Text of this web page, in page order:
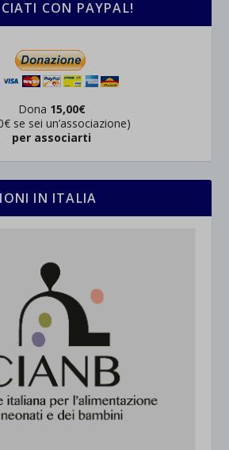
CON PAYPAL!
Dona 15,00€
se sei un’associazione)
per associarti
IN ITALIA